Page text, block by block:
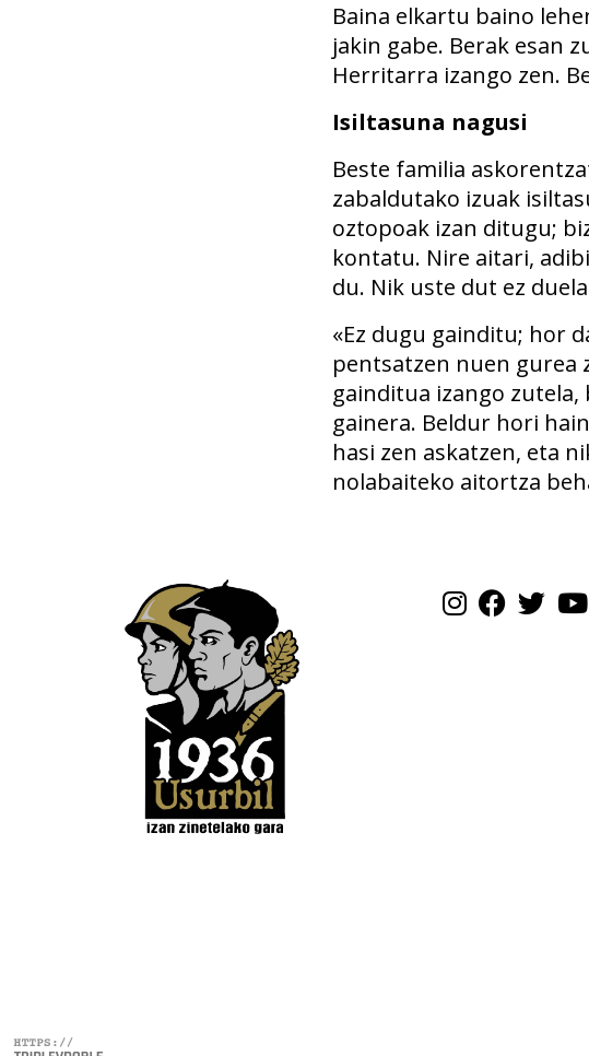
Baina elkartu baino
jakin gabe. Berak esan
Herritarra izango zen.
Isiltasuna nagusi
Beste familia
zabaldutako izuak
oztopoak izan ditugu;
kontatu. Nire aitari,
du. Nik uste dut ez
«Ez dugu gainditu; hor
pentsatzen nuen gurea
gainditua izango zutela,
gainera. Beldur hori
hasi zen askatzen, eta
nolabaiteko aitortza